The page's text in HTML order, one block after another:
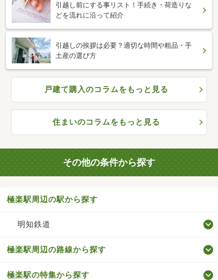
引越し前にする事リスト！手続き・荷造りな
どを流れに沿って紹介
引越しの挨拶は必要？適切な時間や粗品・手
土産の選び方
戸建て購入のコラムをもっと見る
住まいのコラムをもっと見る
その他の条件から探す
極楽駅周辺の駅から探す
明知鉄道
極楽駅周辺の路線から探す
極楽駅の特集から探す